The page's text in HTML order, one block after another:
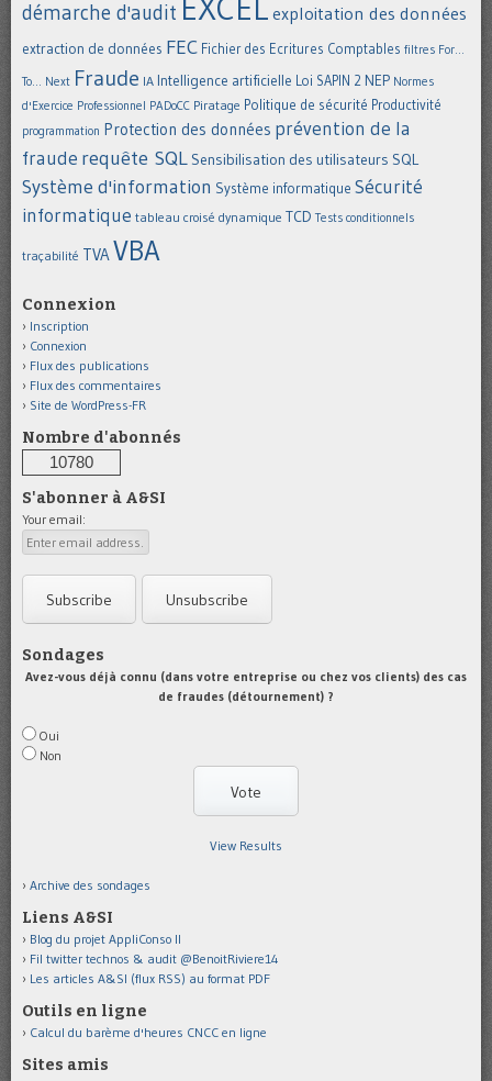
démarche d'audit exploitation des données
extraction de données FEC Fichier des Ecritures Comptables filtres For...
To... Next Fraude IA Intelligence artificielle Loi SAPIN 2 NEP Normes
d'Exercice Professionnel PADoCC Piratage Politique de sécurité Productivité
programmation Protection des données prévention de la
fraude requête SQL Sensibilisation des utilisateurs SQL
Système d'information Système informatique Sécurité
informatique tableau croisé dynamique TCD Tests conditionnels
traçabilité TVA VBA
Connexion
Inscription
Connexion
Flux des publications
Flux des commentaires
Site de WordPress-FR
Nombre d'abonnés
10780
S'abonner à A&SI
Your email:
Sondages
Avez-vous déjà connu (dans votre entreprise ou chez vos clients) des cas
de fraudes (détournement) ?
Oui
Non
View Results
Archive des sondages
Liens A&SI
Blog du projet AppliConso II
Fil twitter technos & audit @BenoitRiviere14
Les articles A&SI (flux RSS) au format PDF
Outils en ligne
Calcul du barème d'heures CNCC en ligne
Sites amis